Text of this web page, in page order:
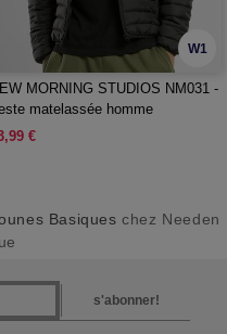
W1
MORNING STUDIOS NM031 -
matelassée homme
€
Basiques chez Needen
s'abonner!